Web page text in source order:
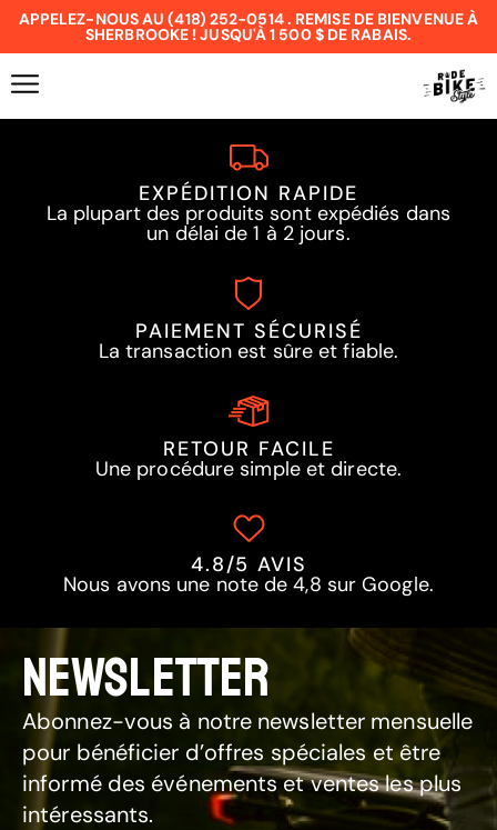
APPELEZ-NOUS AU (418) 252-0514 . REMISE DE BIENVENUE À
SHERBROOKE ! JUSQU'À 1 500 $ DE RABAIS.
EXPÉDITION RAPIDE
La plupart des produits sont expédiés dans
un délai de 1 à 2 jours.
PAIEMENT SÉCURISÉ
La transaction est sûre et fiable.
RETOUR FACILE
Une procédure simple et directe.
4.8/5 AVIS
Nous avons une note de 4,8 sur Google.
NEWSLETTER
Abonnez-vous à notre newsletter mensuelle
pour bénéficier d’offres spéciales et être
informé des événements et ventes les plus
intéressants.